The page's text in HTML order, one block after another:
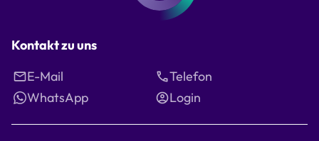
Kontakt zu uns
E-Mail
Telefon
WhatsApp
Login